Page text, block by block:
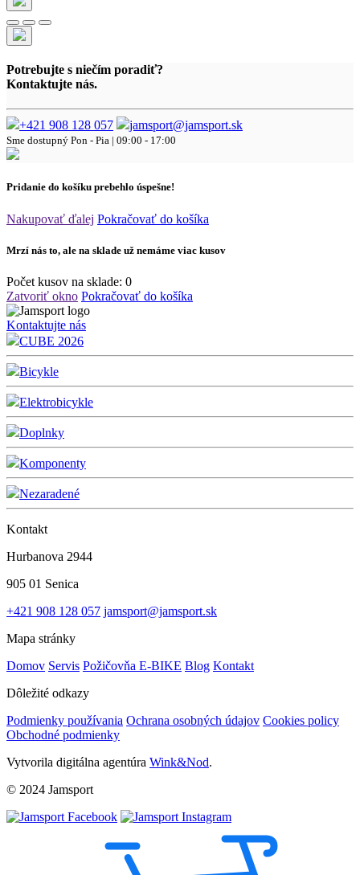
Potrebujte s niečím poradiť?
Kontaktujte nás.
+421 908 128 057 jamsport@jamsport.sk
Sme dostupný Pon - Pia | 09:00 - 17:00
Pridanie do košíku prebehlo úspešne!
Nakupovať ďalej Pokračovať do košíka
Mrzí nás to, ale na sklade už nemáme viac kusov
Počet kusov na sklade: 0
Zatvoriť okno Pokračovať do košíka
Kontaktujte nás
CUBE 2026
Bicykle
Elektrobicykle
Doplnky
Komponenty
Nezaradené
Kontakt
Hurbanova 2944
905 01 Senica
+421 908 128 057 jamsport@jamsport.sk
Mapa stránky
Domov Servis Požičovňa E-BIKE Blog Kontakt
Dôležité odkazy
Podmienky používania Ochrana osobných údajov Cookies policy
Obchodné podmienky
Vytvorila digitálna agentúra Wink&Nod.
© 2024 Jamsport